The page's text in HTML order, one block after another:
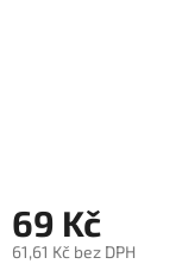
69 Kč
61,61 Kč bez DPH